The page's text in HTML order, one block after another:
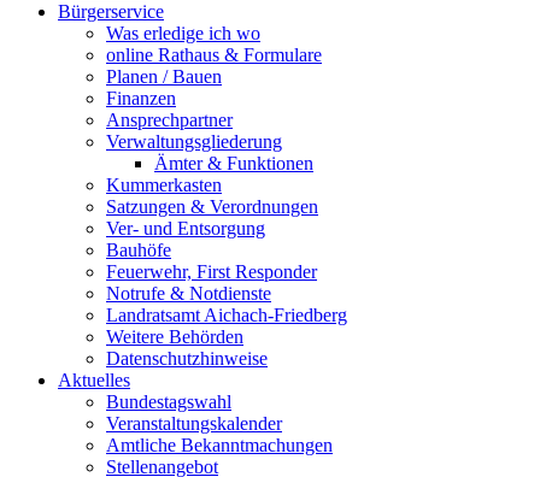
Bürgerservice
Was erledige ich wo
online Rathaus & Formulare
Planen / Bauen
Finanzen
Ansprechpartner
Verwaltungsgliederung
Ämter & Funktionen
Kummerkasten
Satzungen & Verordnungen
Ver- und Entsorgung
Bauhöfe
Feuerwehr, First Responder
Notrufe & Notdienste
Landratsamt Aichach-Friedberg
Weitere Behörden
Datenschutzhinweise
Aktuelles
Bundestagswahl
Veranstaltungskalender
Amtliche Bekanntmachungen
Stellenangebot